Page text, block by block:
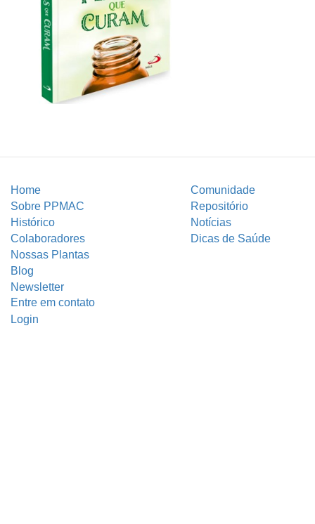
Home
Comunidade
Sobre PPMAC
Repositório
Histórico
Notícias
Colaboradores
Dicas de Saúde
Nossas Plantas
Blog
Newsletter
Entre em contato
Login